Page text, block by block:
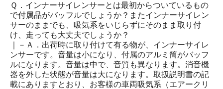
Ｑ．インナーサイレンサーとは最初からついているもの
で付属品がバッフルでしょうか？またインナーサイレン
サーのままでも、吸気系をいじらずにそのまま取り付
け、走っても大丈夫でしょうか？
｜－Ａ．出荷時に取り付けて有る物が、インナーサイレ
ンサーです。音量は小になり、付属のアルミ筒がバッフ
ルになります。音量は中で、音質も異なります。消音機
器を外した状態が音量は大になります。取扱説明書の記
載にありますとおり、お客様の車両吸気系（エアークリ